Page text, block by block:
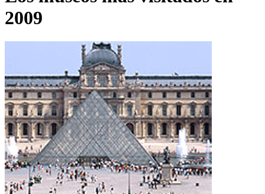
2009